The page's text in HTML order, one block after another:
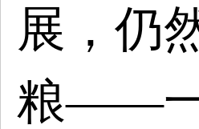
展，仍
粮——一